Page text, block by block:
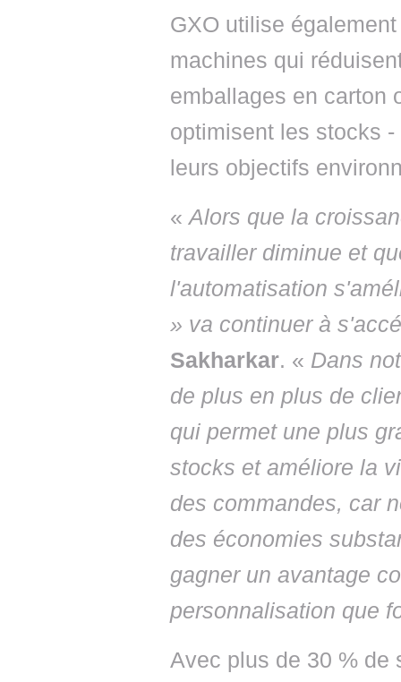
GXO utilise
machines qui
emballages en carton
optimisent les stocks
leurs objectifs
«Alors que la
travailler diminue et
l'automatisation
» va continuer à
Sakharkar. « Dans
de plus en plus de
qui permet une plus
stocks et améliore la
des commandes, car
des économies
gagner un avantage
personnalisation que
Avec plus de 30 % de